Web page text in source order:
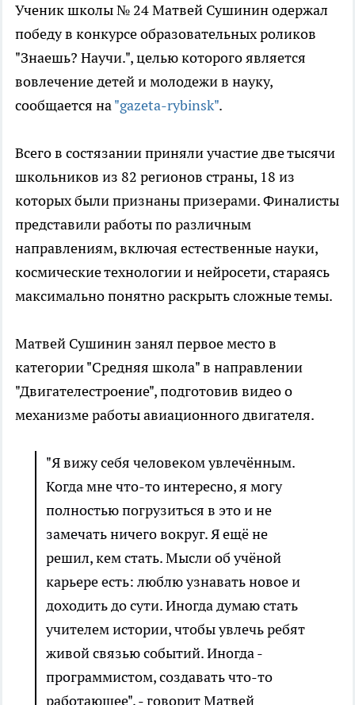
Ученик школы № 24 Матвей Сушинин одержал
победу в конкурсе образовательных роликов
"Знаешь? Научи.", целью которого является
вовлечение детей и молодежи в науку,
сообщается на"gazeta-rybinsk".
Всего в состязании приняли участие две тысячи
школьников из 82 регионов страны, 18 из
которых были признаны призерами. Финалисты
представили работы по различным
направлениям, включая естественные науки,
космические технологии и нейросети, стараясь
максимально понятно раскрыть сложные темы.
Матвей Сушинин занял первое место в
категории "Средняя школа" в направлении
"Двигателестроение", подготовив видео о
механизме работы авиационного двигателя.
"Я вижу себя человеком увлечённым.
Когда мне что-то интересно, я могу
полностью погрузиться в это и не
замечать ничего вокруг. Я ещё не
решил, кем стать. Мысли об учёной
карьере есть: люблю узнавать новое и
доходить до сути. Иногда думаю стать
учителем истории, чтобы увлечь ребят
живой связью событий. Иногда -
программистом, создавать что-то
работающее", - говорит Матвей